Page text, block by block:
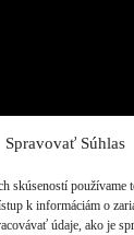
Spravovať Súhlas
skúseností používame
k informáciám o
údaje, ako je